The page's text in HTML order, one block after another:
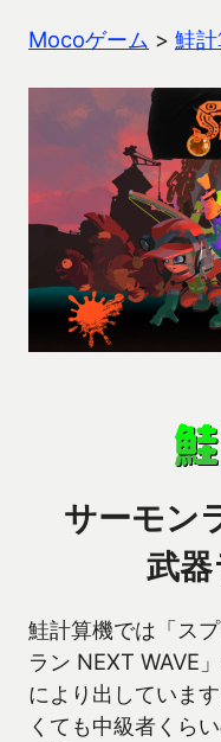
Mocoゲーム > 鮭
サーモン
武
鮭計算機では「ス
ラン NEXT WAVE
により出していま
くても中級者くら